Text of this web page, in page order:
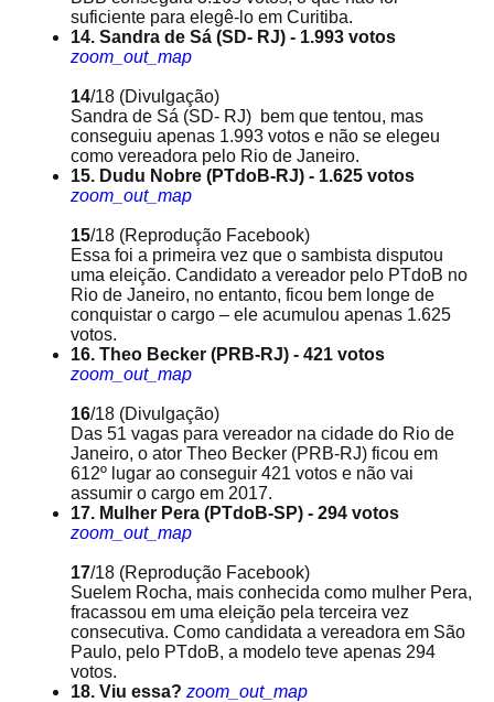
suficiente para elegê-lo em Curitiba.
14. Sandra de Sá (SD- RJ) - 1.993 votos
zoom_out_map
14/18 (Divulgação)
Sandra de Sá (SD- RJ) bem que tentou, mas
conseguiu apenas 1.993 votos e não se elegeu
como vereadora pelo Rio de Janeiro.
15. Dudu Nobre (PTdoB-RJ) - 1.625 votos
zoom_out_map
15/18 (Reprodução Facebook)
Essa foi a primeira vez que o sambista disputou
uma eleição. Candidato a vereador pelo PTdoB no
Rio de Janeiro, no entanto, ficou bem longe de
conquistar o cargo – ele acumulou apenas 1.625
votos.
16. Theo Becker (PRB-RJ) - 421 votos
zoom_out_map
16/18 (Divulgação)
Das 51 vagas para vereador na cidade do Rio de
Janeiro, o ator Theo Becker (PRB-RJ) ficou em
612º lugar ao conseguir 421 votos e não vai
assumir o cargo em 2017.
17. Mulher Pera (PTdoB-SP) - 294 votos
zoom_out_map
17/18 (Reprodução Facebook)
Suelem Rocha, mais conhecida como mulher Pera,
fracassou em uma eleição pela terceira vez
consecutiva. Como candidata a vereadora em São
Paulo, pelo PTdoB, a modelo teve apenas 294
votos.
18. Viu essa? zoom_out_map